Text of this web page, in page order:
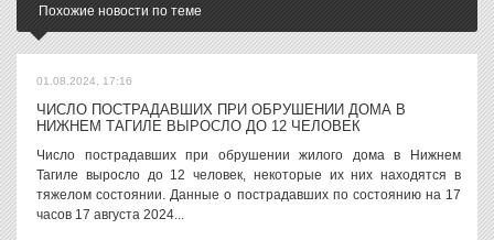
Похожие новости по теме
01.08.2024, 17:16
ЧИСЛО ПОСТРАДАВШИХ ПРИ ОБРУШЕНИИ ДОМА В
НИЖНЕМ ТАГИЛЕ ВЫРОСЛО ДО 12 ЧЕЛОВЕК
Число пострадавших при обрушении жилого дома в Нижнем
Тагиле выросло до 12 человек, некоторые их них находятся в
тяжелом состоянии. Данные о пострадавших по состоянию на 17
часов 17 августа 2024...